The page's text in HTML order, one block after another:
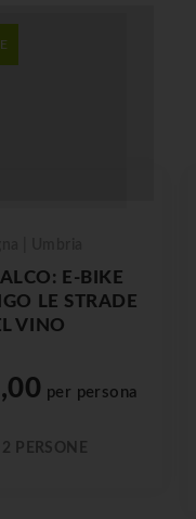
E-BIKE
LE STRADE
VINO
per persona
PERSONE